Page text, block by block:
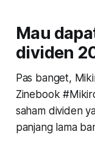
Mau
dividen
Pas banget,
Zinebook
saham dividen
panjang lama